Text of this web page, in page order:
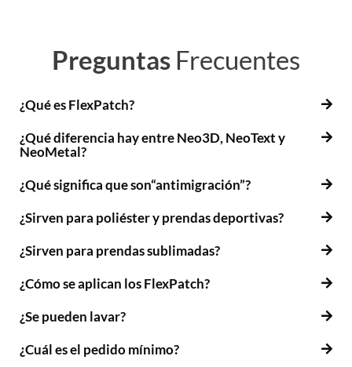
Preguntas Frecuentes
¿Qué es FlexPatch?
¿Qué diferencia hay entre Neo3D, NeoText y
NeoMetal?
¿Qué significa que son“antimigración”?
¿Sirven para poliéster y prendas deportivas?
¿Sirven para prendas sublimadas?
¿Cómo se aplican los FlexPatch?
¿Se pueden lavar?
¿Cuál es el pedido mínimo?